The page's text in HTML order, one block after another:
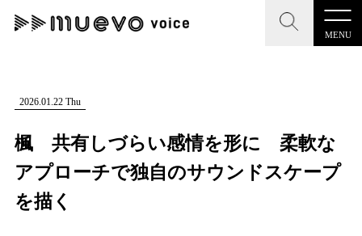
MENU
CLOSE
記事を検索する
CLOSE
"読者の声を形にする”音楽特化メディア
MENU
2026.01.22 Thu
楓 共有しづらい感情を形に 柔軟な
アプローチで独自のサウンドスケープ
を描く